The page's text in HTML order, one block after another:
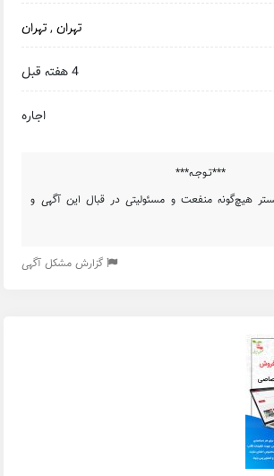
تهران,تهران
4 هفته قبل
اجاره
***تـوجـه***
هیچ‌گونه منفعت و مسئولیتی در قبال این آگهی و
گزارش مشکل آگهی